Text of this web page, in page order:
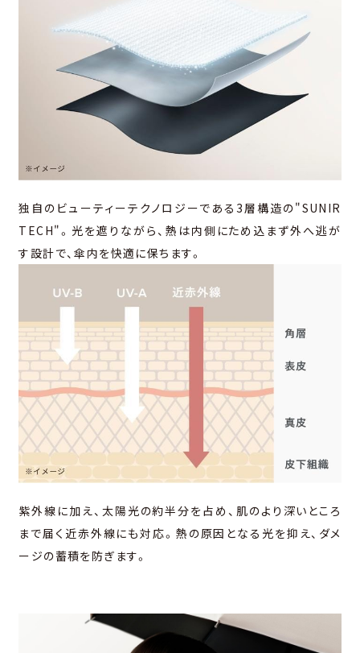
独⾃のビューティーテクノロジーである3層構造の"SUNIR
TECH"。光を遮りながら、熱は内側にため込まず外へ逃が
す設計で、傘内を快適に保ちます。
紫外線に加え、太陽光の約半分を占め、肌のより深いところ
まで届く近⾚外線にも対応。熱の原因となる光を抑え、ダメ
ージの蓄積を防ぎます。